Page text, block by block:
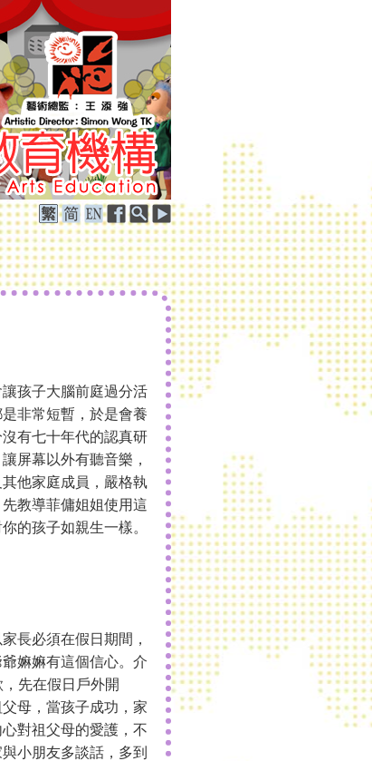
孩子大腦前庭過分活
非常短暫，於是會養
有七十年代的認真研
屏幕以外有聽音樂，
他家庭成員，嚴格執
教導菲傭姐姐使用這
的孩子如親生一樣。
長必須在假日期間，
嫲嫲有這個信心。介
先在假日戶外開
母，當孩子成功，家
對祖父母的愛護，不
小朋友多談話，多到